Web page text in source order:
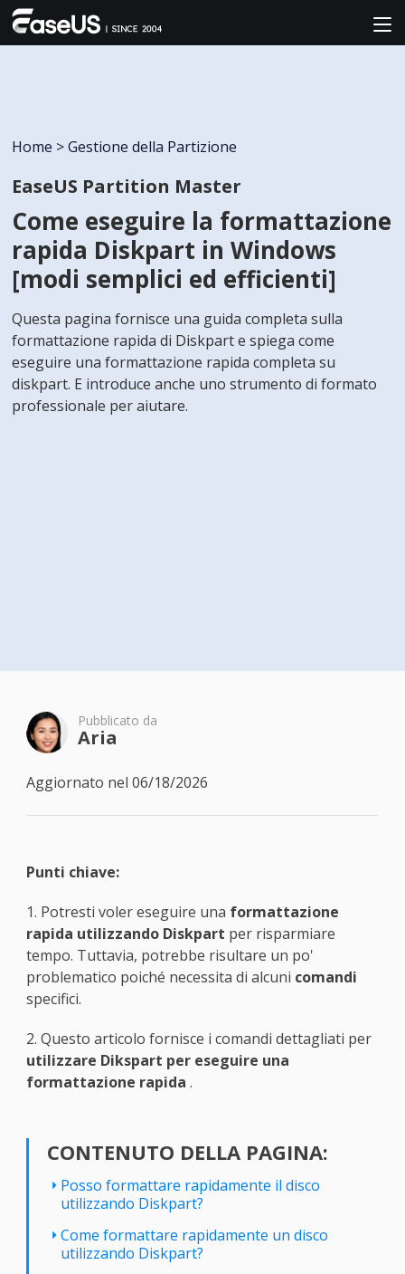
Home > Gestione della Partizione
EaseUS Partition Master
Come eseguire la formattazione
rapida Diskpart in Windows
[modi semplici ed efficienti]
Questa pagina fornisce una guida completa sulla
formattazione rapida di Diskpart e spiega come
eseguire una formattazione rapida completa su
diskpart. E introduce anche uno strumento di formato
professionale per aiutare.
Pubblicato da
Aria
Aggiornato nel 06/18/2026
Punti chiave:
1. Potresti voler eseguire una formattazione
rapida utilizzando Diskpart per risparmiare
tempo. Tuttavia, potrebbe risultare un po'
problematico poiché necessita di alcuni comandi
specifici.
2. Questo articolo fornisce i comandi dettagliati per
utilizzare Dikspart per eseguire una
formattazione rapida .
CONTENUTO DELLA PAGINA:
Posso formattare rapidamente il disco
utilizzando Diskpart?
Come formattare rapidamente un disco
utilizzando Diskpart?